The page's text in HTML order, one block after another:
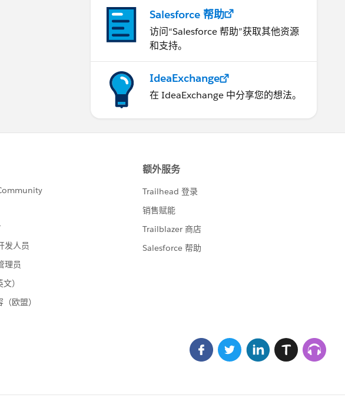
Salesforce 帮助
访问“Salesforce 帮助”获取其他资源
和支持。
IdeaExchange
在 IdeaExchange 中分享您的想法。